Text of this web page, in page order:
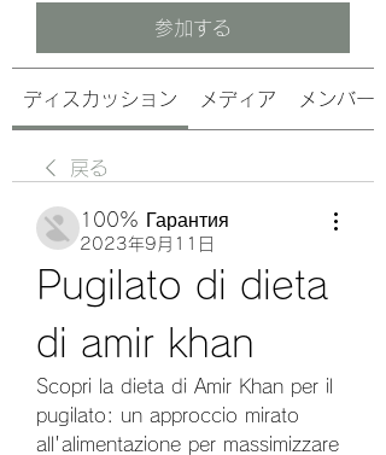
参加する
ディスカッション メディア メンバー
戻る
100% Гарантия
2023年9月11日
Pugilato di dieta
di amir khan
Scopri la dieta di Amir Khan per il
pugilato: un approccio mirato
all'alimentazione per massimizzare